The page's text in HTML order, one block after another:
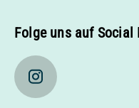
Folge uns auf Social